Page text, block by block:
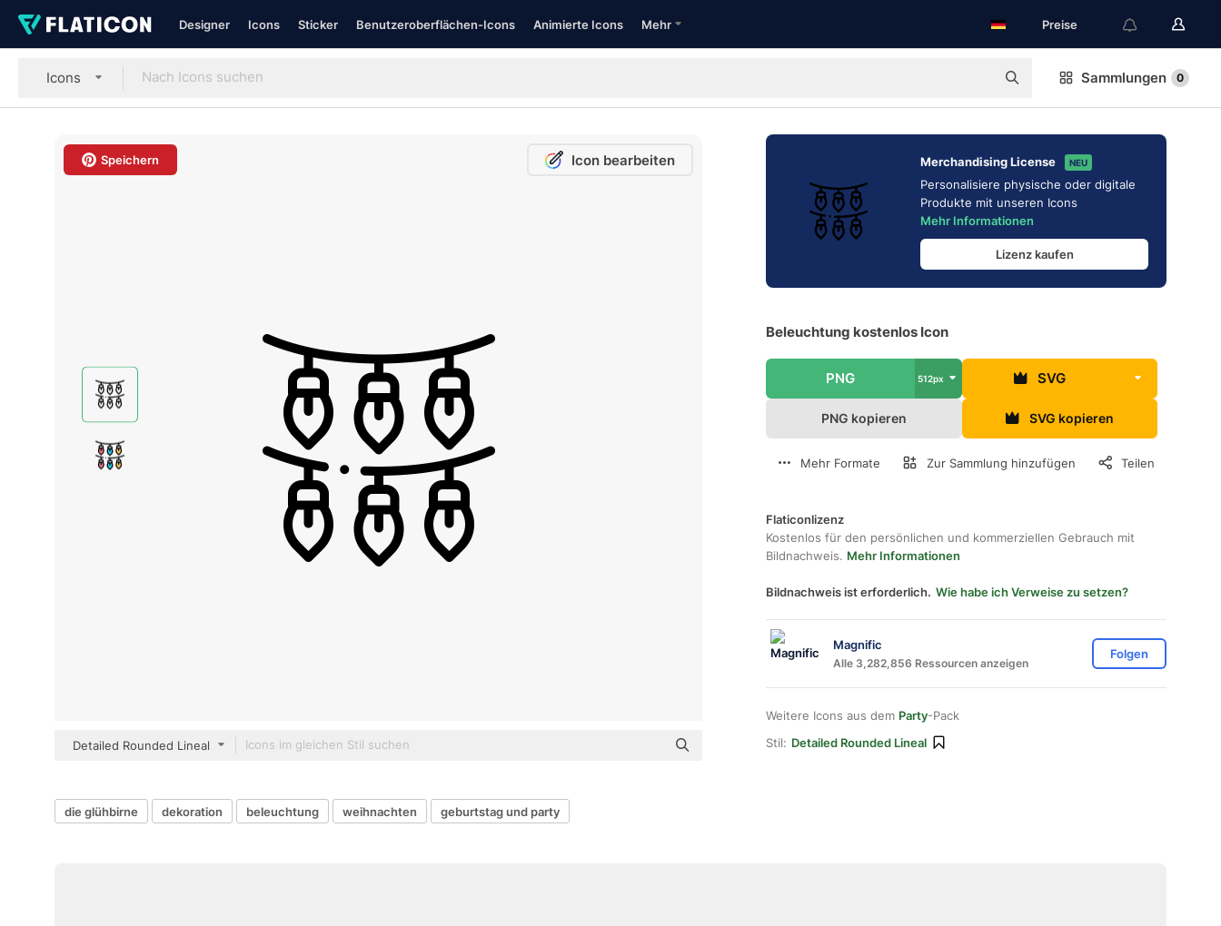
Designer Icons Sticker Benutzeroberflächen-Icons Animierte Icons Mehr Preise
Icons Sammlungen 0
Speichern Icon bearbeiten
Detailed Rounded Lineal
Merchandising License NEU
Personalisiere physische oder digitale
Produkte mit unseren Icons
Mehr Informationen
Lizenz kaufen
Beleuchtung kostenlos Icon
PNG 512px SVG
PNG kopieren SVG kopieren
Mehr Formate Zur Sammlung hinzufügen Teilen
Flaticonlizenz
Kostenlos für den persönlichen und kommerziellen Gebrauch mit
Bildnachweis. Mehr Informationen
Bildnachweis ist erforderlich. Wie habe ich Verweise zu setzen?
Magnific
Alle 3,282,856 Ressourcen anzeigen
Folgen
Weitere Icons aus dem Party-Pack
Stil: Detailed Rounded Lineal
die glühbirne dekoration beleuchtung weihnachten geburtstag und party